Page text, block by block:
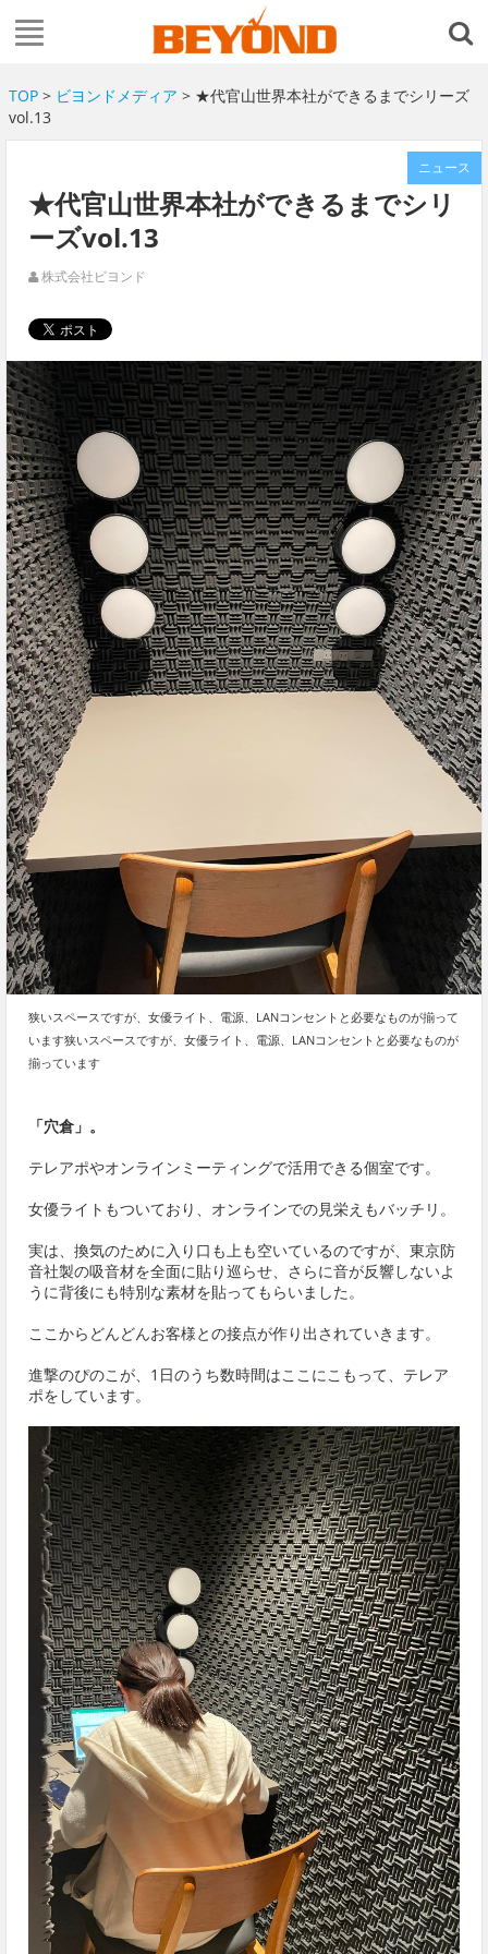
TOP> ビヨンドメディア > ★代官山世界本社ができるまでシリーズ
vol.13
ニュース
★代官山世界本社ができるまでシリ
ーズvol.13
株式会社ビヨンド
狭いスペースですが、女優ライト、電源、LANコンセントと必要なものが揃って
います狭いスペースですが、女優ライト、電源、LANコンセントと必要なものが
揃っています
「穴倉」。
テレアポやオンラインミーティングで活用できる個室です。
女優ライトもついており、オンラインでの見栄えもバッチリ。
実は、換気のために入り口も上も空いているのですが、東京防
音社製の吸音材を全面に貼り巡らせ、さらに音が反響しないよ
うに背後にも特別な素材を貼ってもらいました。
ここからどんどんお客様との接点が作り出されていきます。
進撃のぴのこが、1日のうち数時間はここにこもって、テレア
ポをしています。